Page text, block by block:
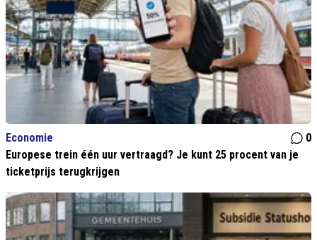
Economie
0
Europese trein één uur vertraagd? Je kunt 25 procent van je
ticketprijs terugkrijgen